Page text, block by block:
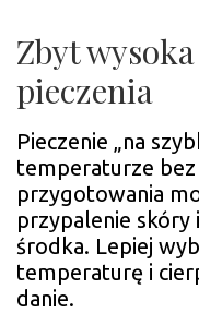
Zbyt
pieczenia
Pieczenie „na
temperaturze
przygotowania
przypalenie skóry
środka. Lepiej
temperaturę i
danie.